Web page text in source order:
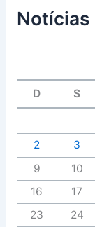
Notícias
D S
2
3
9
10
16
17
23
24